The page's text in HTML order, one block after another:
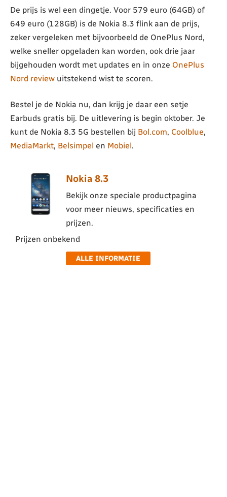
De prijs is wel een dingetje. Voor 579 euro (64GB) of
649 euro (128GB) is de Nokia 8.3 flink aan de prijs,
zeker vergeleken met bijvoorbeeld de OnePlus Nord,
welke sneller opgeladen kan worden, ook drie jaar
bijgehouden wordt met updates en in onze OnePlus
Nord review uitstekend wist te scoren.
Bestel je de Nokia nu, dan krijg je daar een setje
Earbuds gratis bij. De uitlevering is begin oktober. Je
kunt de Nokia 8.3 5G bestellen bij Bol.com, Coolblue,
MediaMarkt, Belsimpel en Mobiel.
Nokia 8.3
Bekijk onze speciale productpagina
voor meer nieuws, specificaties en
prijzen.
Prijzen onbekend
ALLE INFORMATIE